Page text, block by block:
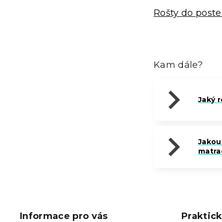
Rošty do
Kam dále?
Jaký
Informace pro vás